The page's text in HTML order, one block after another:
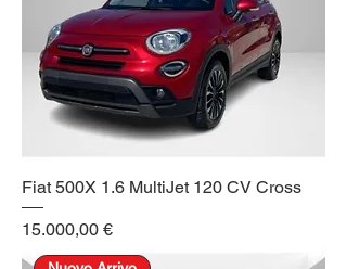
Fiat 500X 1.6 MultiJet 120 CV Cross
Prezzo
15.000,00 €